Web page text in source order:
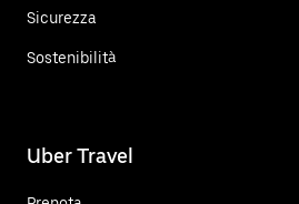
Sicurezza
Sostenibilità
Uber Travel